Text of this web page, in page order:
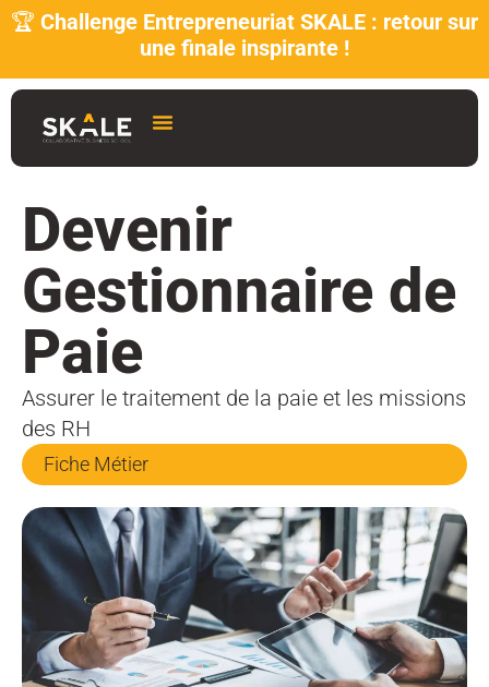
🏆 Challenge Entrepreneuriat SKALE : retour sur
une finale inspirante !
Devenir
Gestionnaire de
Paie
Assurer le traitement de la paie et les missions
des RH
Fiche Métier